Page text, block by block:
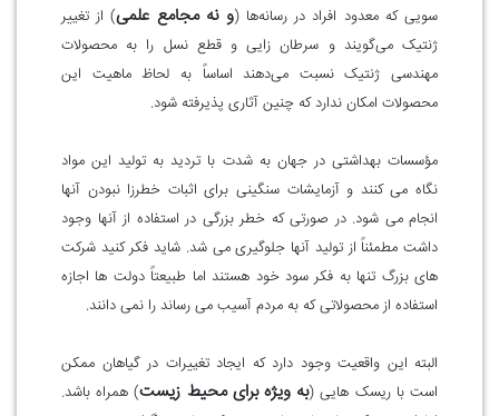
سویی که معدود افراد در رسانه‌ها (و نه مجامع علمی) از تغییر
ژنتیک می‌گویند و سرطان زایی و قطع نسل را به محصولات
مهندسی ژنتیک نسبت می‌دهند اساساً به لحاظ ماهیت این
محصولات امکان ندارد که چنین آثاری پذیرفته شود.
مؤسسات بهداشتی در جهان به شدت با تردید به تولید این مواد
نگاه می کنند و آزمایشات سنگینی برای اثبات خطرزا نبودن آنها
انجام می شود. در صورتی که خطر بزرگی در استفاده از آنها وجود
داشت مطمئناً از تولید آنها جلوگیری می شد. شاید فکر کنید شرکت
های بزرگ تنها به فکر سود خود هستند اما طبیعتاً دولت ها اجازه
استفاده از محصولاتی که به مردم آسیب می رساند را نمی دانند.
البته این واقعیت وجود دارد که ایجاد تغییرات در گیاهان ممکن
است با ریسک هایی (به ویژه برای محیط زیست) همراه باشد.